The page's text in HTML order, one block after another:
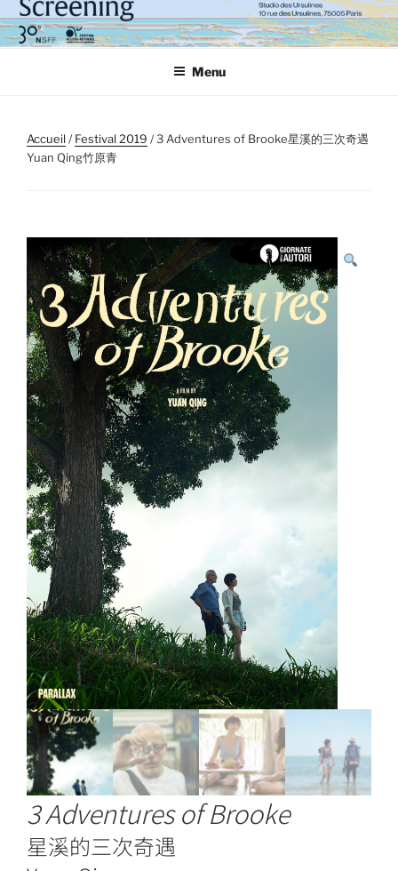
Aller
au
contenu
Menu
Accueil/Festival 2019 / 3 Adventures of Brooke星溪的三次奇遇
Yuan Qing竹原青
3 Adventures of Brooke
星溪的三次奇遇